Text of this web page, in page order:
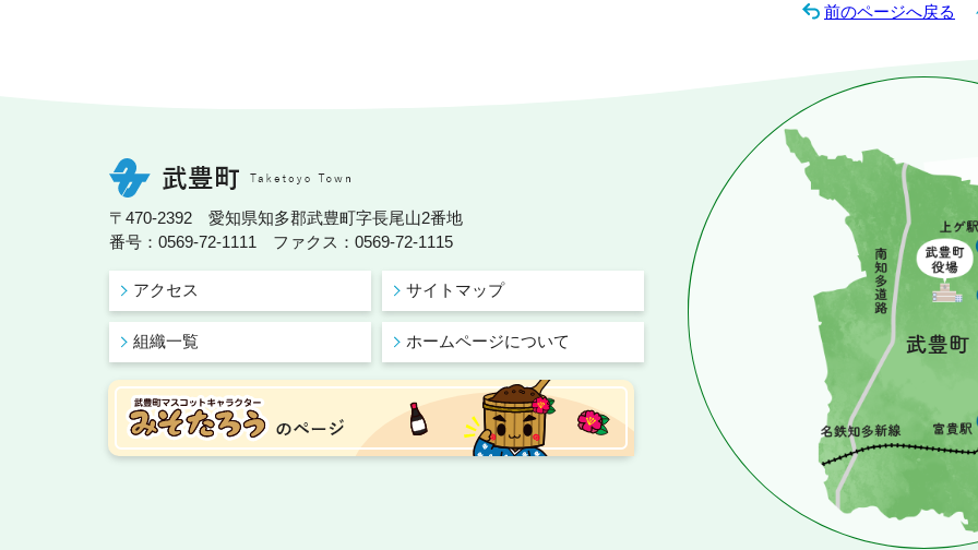
前のページへ戻る
〒470-2392 愛知県知多郡武豊町字長尾山2番地
番号：0569-72-1111 ファクス：0569-72-1115
アクセス サイトマップ
組織一覧 ホームページについて